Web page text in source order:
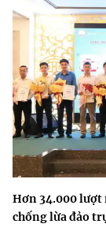
Hơn 34.000
chống lừa đảo